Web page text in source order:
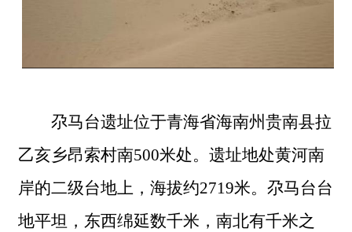
尕马台遗址位于青海省海南州贵南县拉
乙亥乡昂索村南500米处。遗址地处黄河南
岸的二级台地上，海拔约2719米。尕马台台
地平坦，东西绵延数千米，南北有千米之